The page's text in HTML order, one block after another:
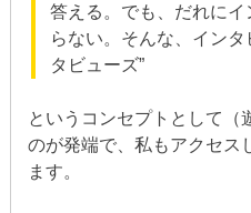
答える。でも、だれに
らない。そんな、イン
タビューズ”
というコンセプトとして（
のが発端で、私もアクセス
ます。